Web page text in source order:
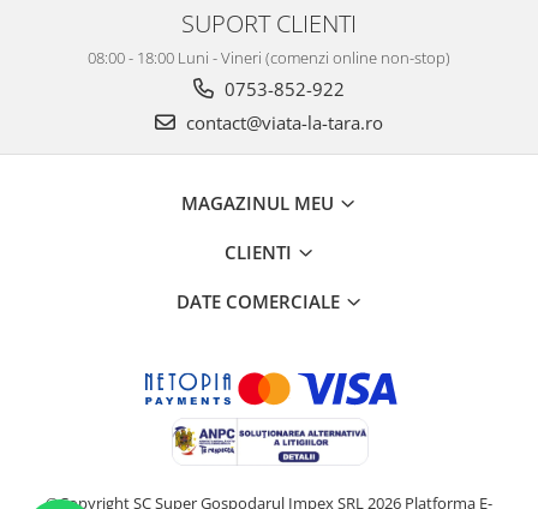
SUPORT CLIENTI
08:00 - 18:00 Luni - Vineri (comenzi online non-stop)
0753-852-922
contact@viata-la-tara.ro
MAGAZINUL MEU
CLIENTI
DATE COMERCIALE
©Copyright SC Super Gospodarul Impex SRL 2026 Platforma E-